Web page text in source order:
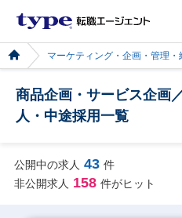
マーケティング・企画・管理・
商品企画・サービス企画
人・中途採用一覧
公開中の求人 43 件
非公開求人 158 件がヒット